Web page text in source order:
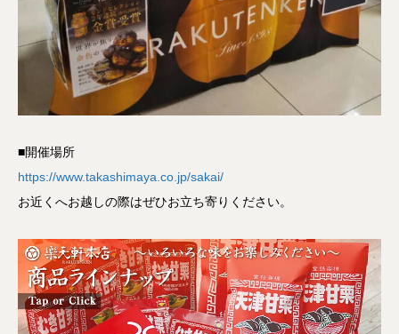
■開催場所
https://www.takashimaya.co.jp/sakai/
お近くへお越しの際はぜひお立ち寄りください。